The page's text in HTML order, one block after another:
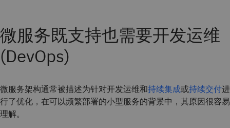
微服务既支持也需要开发运维
(DevOps)
微服务架构通常被描述为针对开发运维和持续集成或持续交付进
行了优化，在可以频繁部署的小型服务的背景中，其原因很容易
理解。